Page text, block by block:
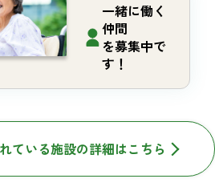
一緒に働く
仲間
を募集中で
す！
ている施設の詳細はこちら